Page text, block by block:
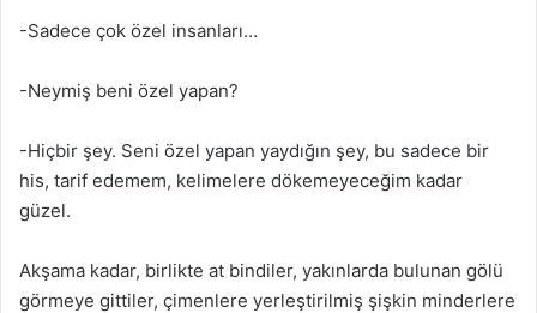
-Sadece çok özel insanları…
-Neymiş beni özel yapan?
-Hiçbir şey. Seni özel yapan yaydığın şey, bu sadece bir
his, tarif edemem, kelimelere dökemeyeceğim kadar
güzel.
Akşama kadar, birlikte at bindiler, yakınlarda bulunan gölü
görmeye gittiler, çimenlere yerleştirilmiş şişkin minderlere